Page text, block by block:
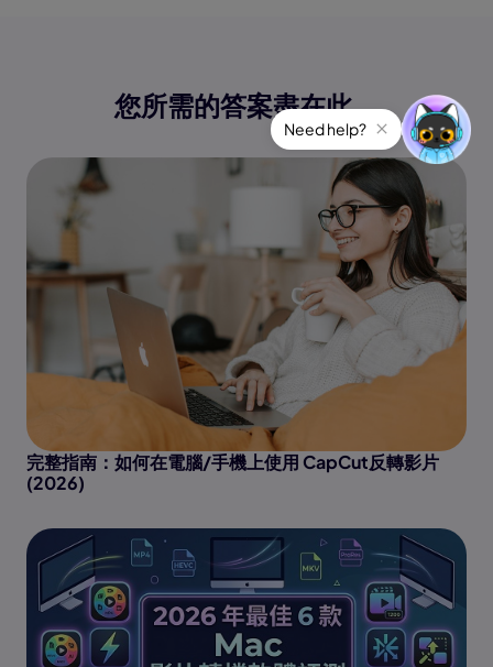
您所需的答案盡在此。
完整指南：如何在電腦/手機上使用 CapCut反轉影片
(2026)